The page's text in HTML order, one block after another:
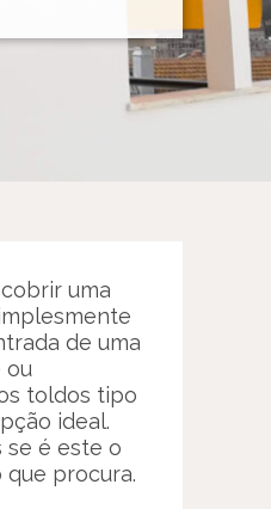
uma
de uma
ou
toldos tipo
ideal.
se é este o
procura.